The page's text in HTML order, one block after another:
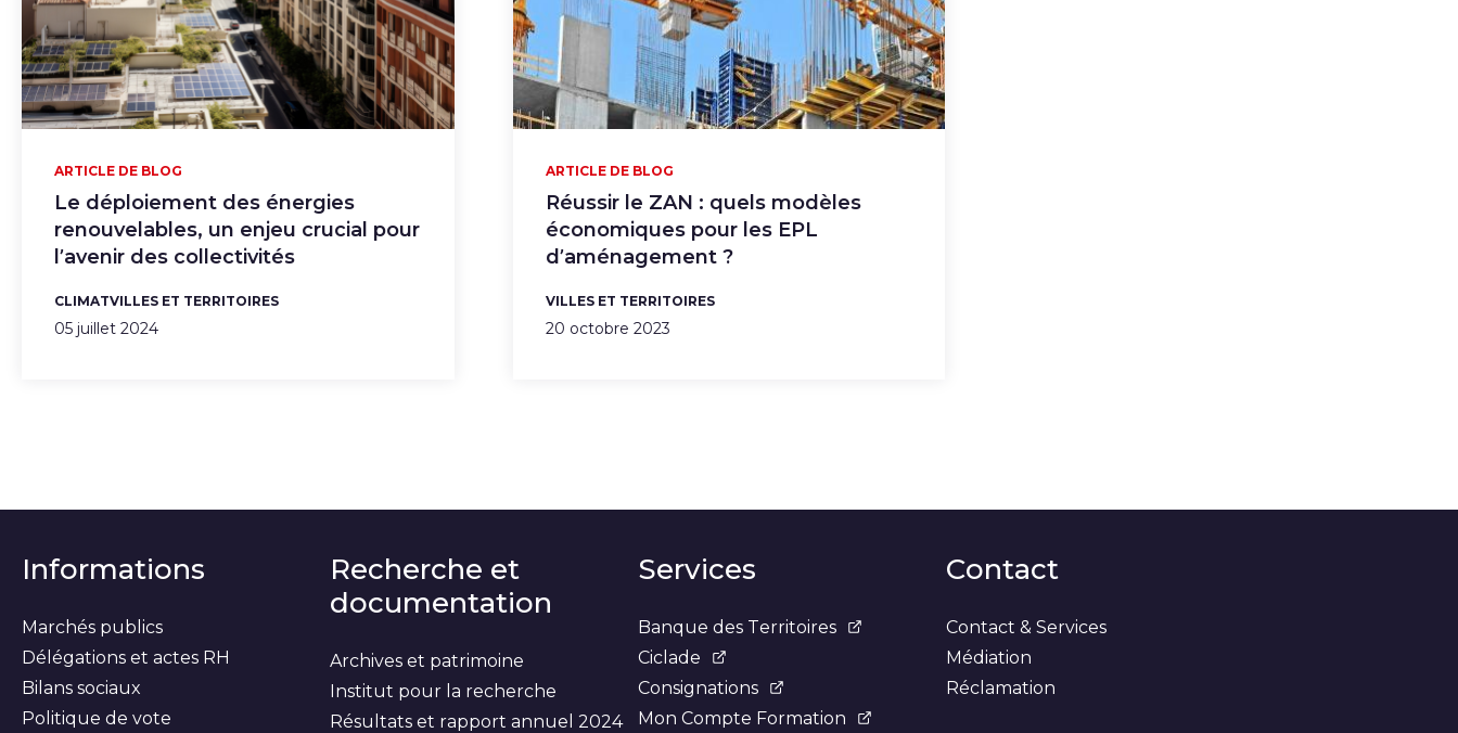
Le déploiement des énergies
renouvelables, un enjeu crucial pour
l’avenir des collectivités
ARTICLE DE BLOG
CLIMATVILLES ET TERRITOIRES
05 juillet 2024
Réussir le ZAN : quels modèles
économiques pour les EPL
d’aménagement ?
ARTICLE DE BLOG
VILLES ET TERRITOIRES
20 octobre 2023
Informations
Marchés publics
Délégations et actes RH
Bilans sociaux
Politique de vote
Recherche et
documentation
Archives et patrimoine
Institut pour la recherche
Résultats et rapport annuel 2024
Services
Banque des Territoires
Ciclade
Consignations
Mon Compte Formation
Contact
Contact & Services
Médiation
Réclamation